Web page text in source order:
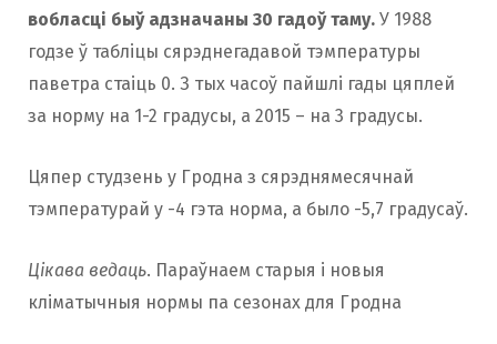
вобласці быў адзначаны 30 гадоў таму. У 1988
годзе ў табліцы сярэднегадавой тэмпературы
паветра стаіць 0. З тых часоў пайшлі гады цяплей
за норму на 1-2 градусы, а 2015 – на 3 градусы.
Цяпер студзень у Гродна з сярэднямесячнай
тэмпературай у -4 гэта норма, а было -5,7 градусаў.
Цікава ведаць. Параўнаем старыя і новыя
кліматычныя нормы па сезонах для Гродна